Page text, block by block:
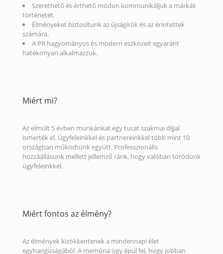
Szerethető és érthető módon kommunikáljuk a márkák
történetét.
Élményeket biztosítunk az újságírók és az érintettek
számára.
A PR hagyományos és modern eszközeit egyaránt
hatékonyan alkalmazzuk.
Miért mi?
Az elmúlt 5 évben munkánkat egy tucat szakmai díjjal
ismerték el. Ügyfeleinkkel és partnereinkkel több mint 10
országban működtünk együtt. Professzionális
hozzáállásunk mellett jellemző ránk, hogy valóban törődünk
ügyfeleinkkel.
Miért fontos az élmény?
Az élmények kizökkentenek a mindennapi élet
egyhangúságából. A memória úgy épül fel, hogy jobban